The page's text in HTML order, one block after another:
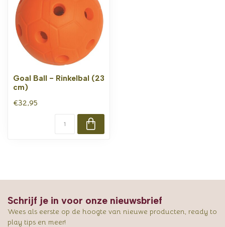
Goal Ball - Rinkelbal (23
cm)
€32,95
Schrijf je in voor onze nieuwsbrief
Wees als eerste op de hoogte van nieuwe producten, ready to
play tips en meer!